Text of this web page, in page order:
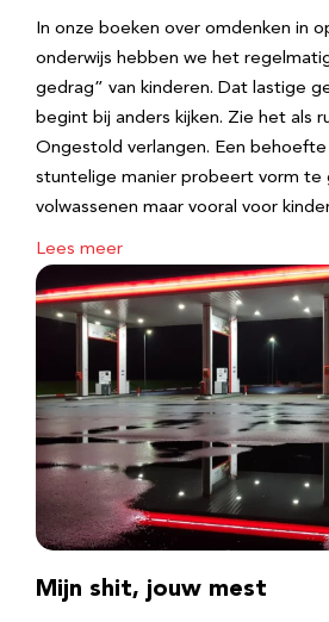
In onze boeken over omdenken in
onderwijs hebben we het
gedrag” van kinderen. Dat lastige
begint bij anders kijken. Zie het als
Ongestold verlangen. Een
stuntelige manier probeert vorm te
volwassenen maar vooral voor
Lees meer
Mijn shit, jouw mest